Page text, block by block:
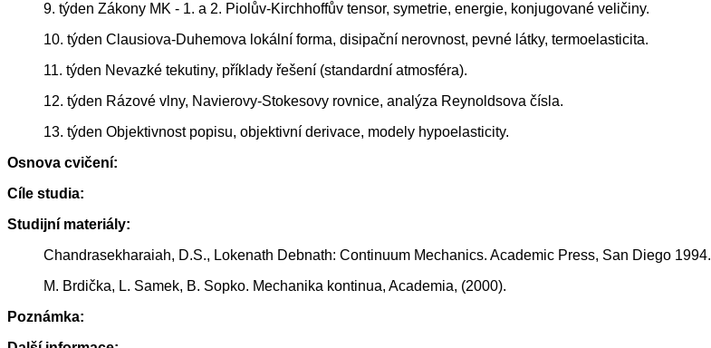
9. týden Zákony MK - 1. a 2. Piolův-Kirchhoffův tensor, symetrie, energie, konjugované veličiny.
10. týden Clausiova-Duhemova lokální forma, disipační nerovnost, pevné látky, termoelasticita.
11. týden Nevazké tekutiny, příklady řešení (standardní atmosféra).
12. týden Rázové vlny, Navierovy-Stokesovy rovnice, analýza Reynoldsova čísla.
13. týden Objektivnost popisu, objektivní derivace, modely hypoelasticity.
Osnova cvičení:
Cíle studia:
Studijní materiály:
Chandrasekharaiah, D.S., Lokenath Debnath: Continuum Mechanics. Academic Press, San Diego 1994.
M. Brdička, L. Samek, B. Sopko. Mechanika kontinua, Academia, (2000).
Poznámka: